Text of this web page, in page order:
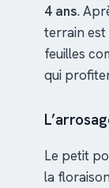
4 ans.
terrain est
feuilles
qui
Le petit
la